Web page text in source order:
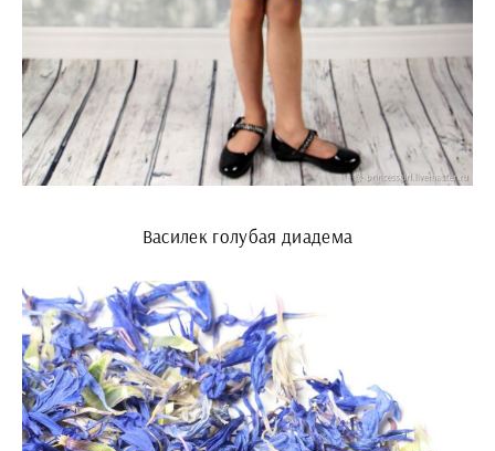
Василек голубая диадема